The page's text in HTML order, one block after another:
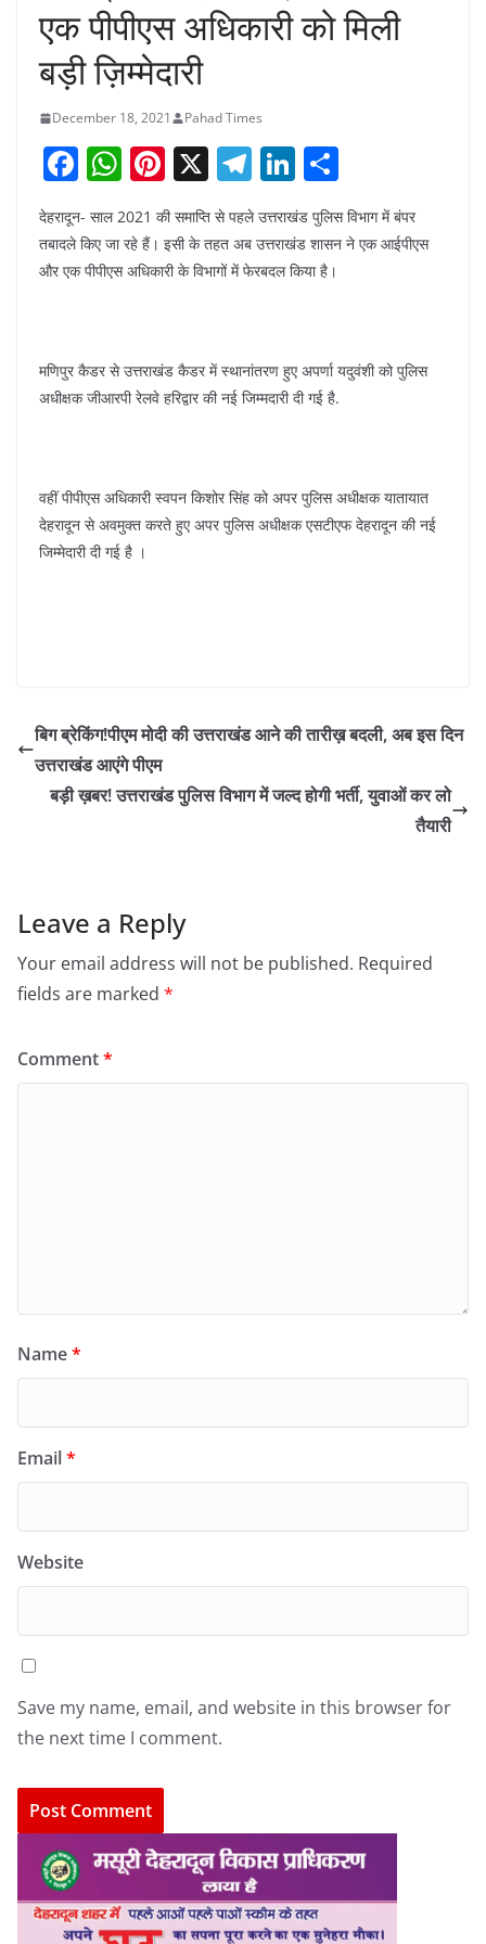
एक पीपीएस अधिकारी को मिली
बड़ी ज़िम्मेदारी
December 18, 2021 Pahad Times
F
c
e
o
k
W
at
s
p
Pi
nt
er
e
X T
e
gr
Li
n
k
e
h
ar
देहरादून- साल 2021 की समाप्ति से पहले उत्तराखंड पुलिस विभाग में बंपर
तबादले किए जा रहे हैं। इसी के तहत अब उत्तराखंड शासन ने एक आईपीएस
और एक पीपीएस अधिकारी के विभागों में फेरबदल किया है।
मणिपुर कैडर से उत्तराखंड कैडर में स्थानांतरण हुए अपर्णा यदुवंशी को पुलिस
अधीक्षक जीआरपी रेलवे हरिद्वार की नई जिम्मदारी दी गई है.
वहीं पीपीएस अधिकारी स्वपन किशोर सिंह को अपर पुलिस अधीक्षक यातायात
देहरादून से अवमुक्त करते हुए अपर पुलिस अधीक्षक एसटीएफ देहरादून की नई
जिम्मेदारी दी गई है ।
बिग ब्रेकिंग!पीएम मोदी की उत्तराखंड आने की तारीख़ बदली, अब इस दिन
उत्तराखंड आएंगे पीएम
बड़ी ख़बर! उत्तराखंड पुलिस विभाग में जल्द होगी भर्ती, युवाओं कर लो
तैयारी
Leave a Reply
Your email address will not be published. Required
fields are marked *
Comment*
Name*
Email*
Website
Save my name, email, and website in this browser for
the next time I comment.